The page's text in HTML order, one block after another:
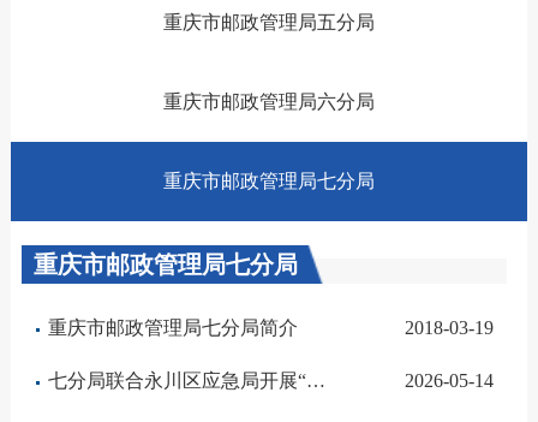
重庆市邮政管理局五分局
重庆市邮政管理局六分局
重庆市邮政管理局七分局
重庆市邮政管理局七分局
重庆市邮政管理局七分局简介 2018-03-19
七分局联合永川区应急局开展“专家问诊” 筑牢行业安全防线 2026-05-14